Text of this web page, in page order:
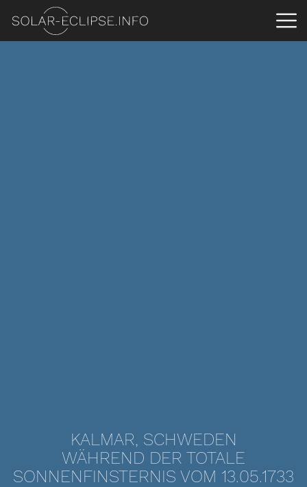
KALMAR, SCHWEDEN
WÄHREND DER TOTALE
SONNENFINSTERNIS VOM 13.05.1733